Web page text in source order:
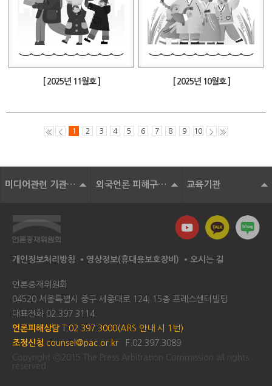
[ 2025년 11월호 ] [ 2025년 10월호 ]
1 2 3 4 5 6 7 8 9 10
미디어관련 기관 및 단체 외국언론 피해구제기구 교육기관
개인정보처리방침 영상정보(휴대용보호장비) 오시는 길
언론중재위원회
04520 서울특별시 중구 세종대로 124, 15층 프레스센터빌딩
대표전화 02.397.3114
언론피해상담 T.02.397.3000(ARS 안내 시 1번)
조정신청 counsel@pac.or.kr
F.02.397.3089
Copyright ⓒ2015 The Press Arbitration Commission all rights
reserved.